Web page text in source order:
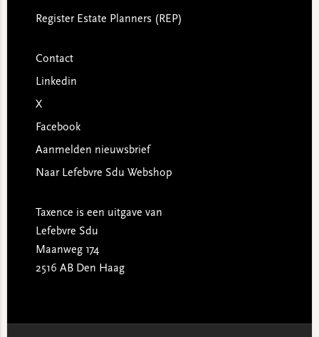
Register Estate Planners (REP)
Contact
Linkedin
X
Facebook
Aanmelden nieuwsbrief
Naar Lefebvre Sdu Webshop
Taxence is een uitgave van
Lefebvre Sdu
Maanweg 174
2516 AB Den Haag